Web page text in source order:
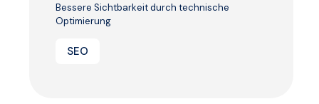
Bessere Sichtbarkeit durch technische
Optimierung
SEO